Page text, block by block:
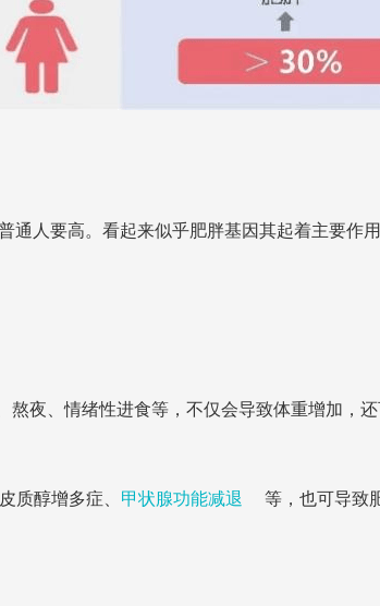
人要高。看起来似乎肥胖基因其起着主要作
熬夜、情绪性进食等，不仅会导致体重增加，
皮质醇增多症、 甲状腺功能减退 等，也可导致